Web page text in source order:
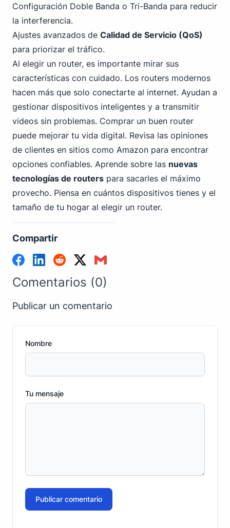
Configuración Doble Banda o Tri-Banda para reducir
la interferencia.
Ajustes avanzados de Calidad de Servicio (QoS)
para priorizar el tráfico.
Al elegir un router, es importante mirar sus
características con cuidado. Los routers modernos
hacen más que solo conectarte al internet. Ayudan a
gestionar dispositivos inteligentes y a transmitir
videos sin problemas. Comprar un buen router
puede mejorar tu vida digital. Revisa las opiniones
de clientes en sitios como Amazon para encontrar
opciones confiables. Aprende sobre las nuevas
tecnologías de routers para sacarles el máximo
provecho. Piensa en cuántos dispositivos tienes y el
tamaño de tu hogar al elegir un router.
Compartir
Comentarios (0)
Publicar un comentario
Nombre
Tu mensaje
Publicar comentario